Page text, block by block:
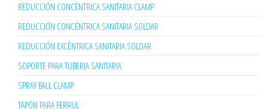
REDUCCIÓN CONCÉNTRICA SANITARIA CLAMP
REDUCCIÓN CONCÉNTRICA SANITARIA SOLDAR
REDUCCIÓN EXCÉNTRICA SANITARIA SOLDAR
SOPORTE PARA TUBERIA SANITARIA
SPRAY BALL CLAMP
TAPÓN PARA FERRUL